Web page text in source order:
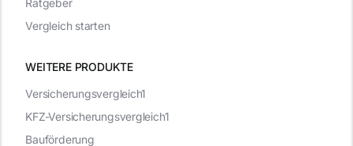
WEITERE PRODUKTE
Versicherungsvergleich1
KFZ-Versicherungsvergleich1
Bauförderung
Ratgeber
Vergleich starten